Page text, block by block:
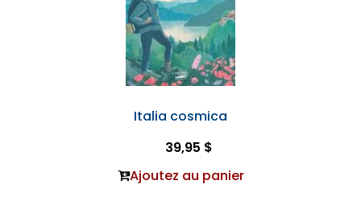
Italia cosmica
39,95 $
Ajoutez au panier